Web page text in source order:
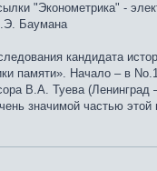
"Эконометрика" -
Баумана
кандидата
памяти». Начало – в
В.А. Туева (Ленинград
значимой частью